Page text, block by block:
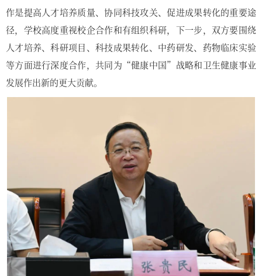
作是提高人才培养质量、协同科技攻关、促进成果转化的重要途
径，学校高度重视校企合作和有组织科研，下一步，双方要围绕
人才培养、科研项目、科技成果转化、中药研发、药物临床实验
等方面进行深度合作，共同为“健康中国”战略和卫生健康事业
发展作出新的更大贡献。